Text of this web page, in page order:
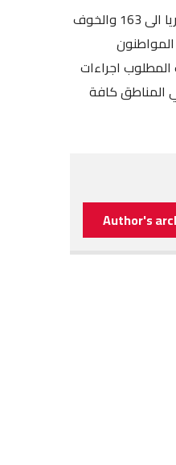
اربع عشرة حالة جديدة اعلنت وزارة الصحة تسجيلها منذ الامس لترتفع محصلة المصابين المثبتة مخبريا الى 163 والخوف
اجراءات
المناطق كافة
Author's